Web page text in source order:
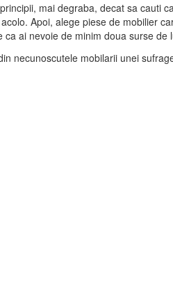
mai degraba, decat sa cauti
Apoi, alege piese de mobilier
ai nevoie de minim doua surse de
necunoscutele mobilarii unei